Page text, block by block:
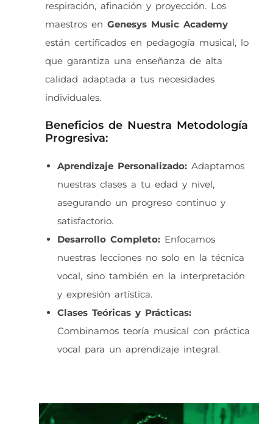
respiración, afinación y proyección. Los
maestros en Genesys Music Academy
están certificados en pedagogía musical, lo
que garantiza una enseñanza de alta
calidad adaptada a tus necesidades
individuales.
Beneficios de Nuestra Metodología
Progresiva:
Aprendizaje Personalizado:Adaptamos
nuestras clases a tu edad y nivel,
asegurando un progreso continuo y
satisfactorio.
Desarrollo Completo:Enfocamos
nuestras lecciones no solo en la técnica
vocal, sino también en la interpretación
y expresión artística.
Clases Teóricas y Prácticas:
Combinamos teoría musical con práctica
vocal para un aprendizaje integral.